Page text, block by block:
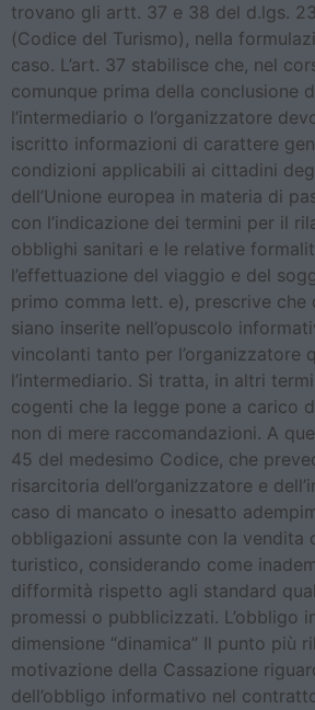
trovano gli artt. 37 e 38 del d.lgs.
(Codice del Turismo), nella
caso. L’art. 37 stabilisce che, nel
comunque prima della conclusione
l’intermediario o l’organizzatore
iscritto informazioni di carattere
condizioni applicabili ai cittadini
dell’Unione europea in materia di
con l’indicazione dei termini per il
obblighi sanitari e le relative
l’effettuazione del viaggio e del
primo comma lett. e), prescrive
siano inserite nell’opuscolo
vincolanti tanto per l’organizzatore
l’intermediario. Si tratta, in altri
cogenti che la legge pone a carico
non di mere raccomandazioni. A
45 del medesimo Codice, che
risarcitoria dell’organizzatore e
caso di mancato o inesatto
obbligazioni assunte con la vendita
turistico, considerando come
difformità rispetto agli standard
promessi o pubblicizzati. L’obbligo
dimensione “dinamica” Il punto più
motivazione della Cassazione
dell’obbligo informativo nel